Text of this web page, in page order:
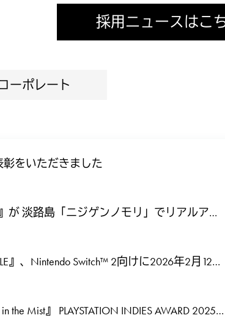
採用ニュースはこ
ーポレート
彰をいただきました
が 淡路島「ニジゲンノモリ」でリアルアト
』、Nintendo Switch™ 2向けに2026年2月12日
the Mist』 PLAYSTATION INDIES AWARD 2025